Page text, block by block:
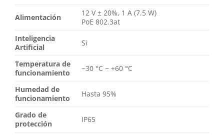
Alimentación
12 V ± 20%, 1 А (7.5 W)
PoE 802.3at
Inteligencia
Artificial
Si
Temperatura de
funcionamiento
−30 °C ~ +60 °C
Humedad de
funcionamiento
Hasta 95%
Grado de
protección
IP65